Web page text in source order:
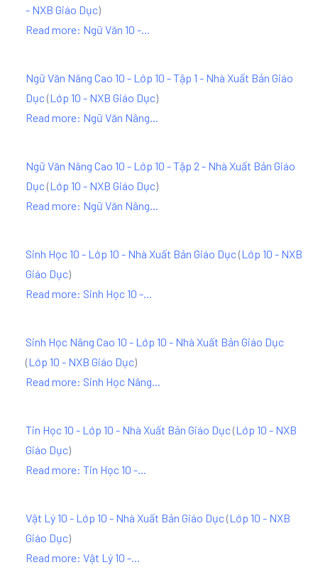
- NXB Giáo Dục)
Read more: Ngữ Văn 10 -...
Ngữ Văn Nâng Cao 10 - Lớp 10 - Tập 1 - Nhà Xuất Bản Giáo
Dục(Lớp 10 - NXB Giáo Dục)
Read more: Ngữ Văn Nâng...
Ngữ Văn Nâng Cao 10 - Lớp 10 - Tập 2 - Nhà Xuất Bản Giáo
Dục(Lớp 10 - NXB Giáo Dục)
Read more: Ngữ Văn Nâng...
Sinh Học 10 - Lớp 10 - Nhà Xuất Bản Giáo Dục(Lớp 10 - NXB
Giáo Dục)
Read more: Sinh Học 10 -...
Sinh Học Nâng Cao 10 - Lớp 10 - Nhà Xuất Bản Giáo Dục
(Lớp 10 - NXB Giáo Dục)
Read more: Sinh Học Nâng...
Tin Học 10 - Lớp 10 - Nhà Xuất Bản Giáo Dục(Lớp 10 - NXB
Giáo Dục)
Read more: Tin Học 10 -...
Vật Lý 10 - Lớp 10 - Nhà Xuất Bản Giáo Dục(Lớp 10 - NXB
Giáo Dục)
Read more: Vật Lý 10 -...